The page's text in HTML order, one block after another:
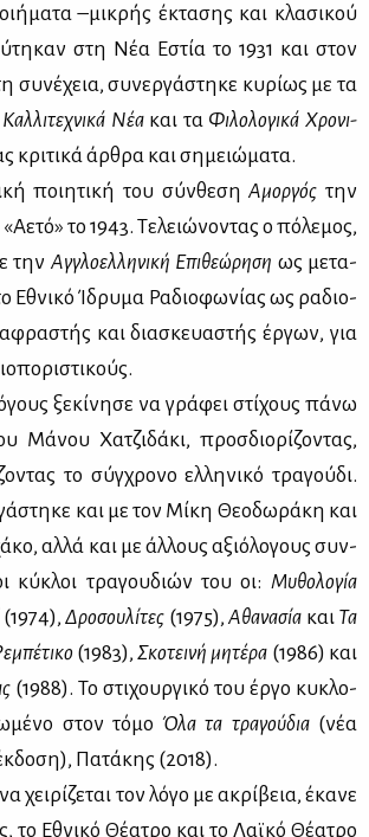
–μι­κρής έκτα­σης και κλα­σι­κού
στη Νέα Εστία το 1931 και στον
συ­νέ­χεια, συ­νερ­γά­στη­κε κυ­ρί­ως με τα
Καλ­λι­τε­χνι­κά Νέακαι τα Φι­λο­λο­γι­κά Χρο­νι­
κρι­τι­κά άρ­θρα και ση­μειώ­μα­τα.
ποι­η­τι­κή του σύν­θε­σηΑμορ­γός την
το 1943. Τε­λειώ­νο­ντας ο πό­λε­μος,
την Αγ­γλο­ελ­λη­νι­κή Επι­θε­ώ­ρη­ση ως με­τα­
Εθνι­κό Ίδρυ­μα Ρα­διο­φω­νί­ας ως ρα­διο­
και δια­σκευα­στής έρ­γων, για
ξε­κί­νη­σε να γρά­φει στί­χους πά­νω
Μά­νου Χα­τζι­δά­κι, προσ­διο­ρί­ζο­ντας,
το σύγ­χρο­νο ελ­λη­νι­κό τρα­γού­δι.
και με τον Μί­κη Θε­ο­δω­ρά­κη και
αλ­λά και με άλ­λους αξιό­λο­γους συν­
κύ­κλοι τρα­γου­διών του οι: Μυ­θο­λο­γία
(1974),Δρο­σου­λί­τες (1975),Αθα­να­σία και Τα
(1983),Σκο­τει­νή μη­τέ­ρα (1986) και
(1988). Το στι­χουρ­γι­κό του έρ­γο κυ­κλο­
στον τό­μοΌλα τα τρα­γού­δια(νέα
Πα­τά­κης (2018).
χει­ρί­ζε­ται τον λό­γο με ακρί­βεια, έκα­νε
το Εθνι­κό Θέ­α­τρο και το Λαϊ­κό Θέ­α­τρο